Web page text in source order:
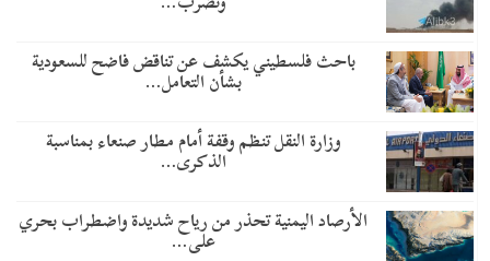
باحث فلسطيني يكشف عن تناقض فاضح للسعودية
بشأن التعامل…
وزارة النقل تنظم وقفة أمام مطار صنعاء بمناسبة
الذكرى…
الأرصاد اليمنية تحذر من رياح شديدة واضطراب بحري
على…